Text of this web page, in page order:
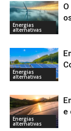
Energias
alternativas
Energias
alternativas
Energias
alternativas
e